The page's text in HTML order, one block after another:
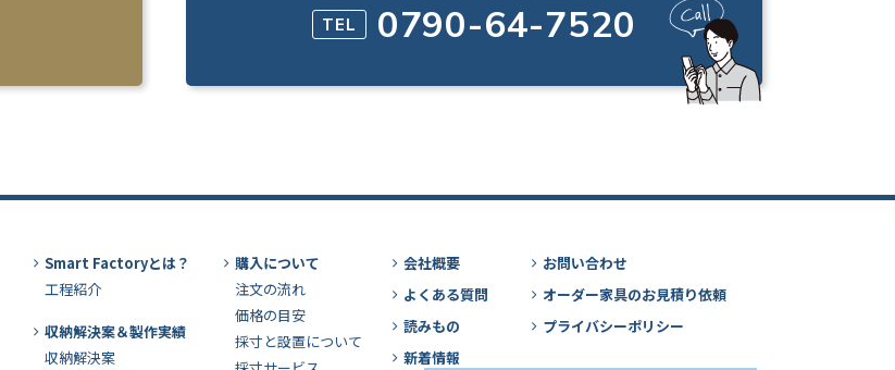
TEL 0790-64-7520
Smart Factoryとは？
工程紹介
収納解決案＆製作実績
収納解決案
購入について
注文の流れ
価格の目安
採寸と設置について
会社概要
よくある質問
読みもの
新着情報
お問い合わせ
オーダー家具のお見積り依頼
プライバシーポリシー